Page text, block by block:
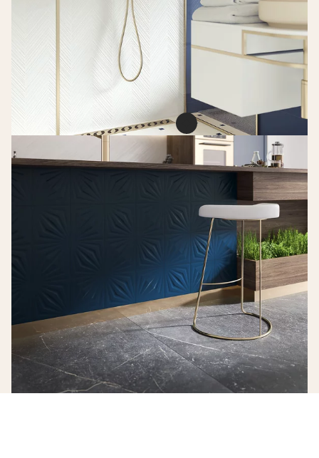
Urban colours
taco
ELEMENTY
WYKOŃCZENIOWE
4,8 X 4,8 CM